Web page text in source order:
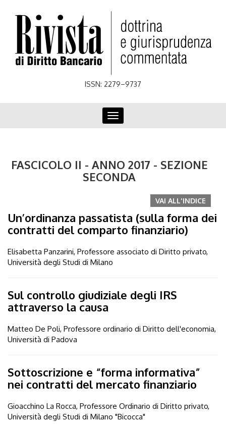
ISSN: 2279–9737
Toggle
navigation
FASCICOLO II - ANNO 2017 - SEZIONE
SECONDA
VAI ALL'INDICE
Un’ordinanza passatista (sulla forma dei
contratti del comparto finanziario)
Elisabetta Panzarini, Professore associato di Diritto privato,
Università degli Studi di Milano
Sul controllo giudiziale degli IRS
attraverso la causa
Matteo De Poli, Professore ordinario di Diritto dell'economia,
Università di Padova
Sottoscrizione e “forma informativa”
nei contratti del mercato finanziario
Gioacchino La Rocca, Professore Ordinario di Diritto privato,
Università degli Studi di Milano "Bicocca"